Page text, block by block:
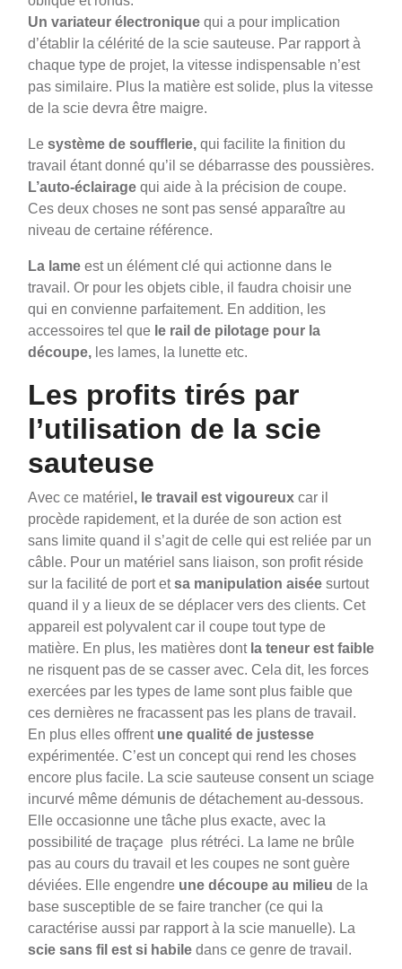
Un variateur électronique qui a pour implication
d’établir la célérité de la scie sauteuse. Par rapport à
chaque type de projet, la vitesse indispensable n’est
pas similaire. Plus la matière est solide, plus la vitesse
de la scie devra être maigre.
Le système de soufflerie, qui facilite la finition du
travail étant donné qu’il se débarrasse des poussières.
L’auto-éclairage qui aide à la précision de coupe.
Ces deux choses ne sont pas sensé apparaître au
niveau de certaine référence.
La lame est un élément clé qui actionne dans le
travail. Or pour les objets cible, il faudra choisir une
qui en convienne parfaitement. En addition, les
accessoires tel que le rail de pilotage pour la
découpe, les lames, la lunette etc.
Les profits tirés par
l’utilisation de la scie
sauteuse
Avec ce matériel , le travail est vigoureux car il
procède rapidement, et la durée de son action est
sans limite quand il s’agit de celle qui est reliée par un
câble. Pour un matériel sans liaison, son profit réside
sur la facilité de port etsa manipulation aisée surtout
quand il y a lieux de se déplacer vers des clients. Cet
appareil est polyvalent car il coupe tout type de
matière. En plus, les matières dont la teneur est faible
ne risquent pas de se casser avec. Cela dit, les forces
exercées par les types de lame sont plus faible que
ces dernières ne fracassent pas les plans de travail.
En plus elles offrent une qualité de justesse
expérimentée. C’est un concept qui rend les choses
encore plus facile. La scie sauteuse consent un sciage
incurvé même démunis de détachement au-dessous.
Elle occasionne une tâche plus exacte, avec la
possibilité de traçage plus rétréci. La lame ne brûle
pas au cours du travail et les coupes ne sont guère
déviées. Elle engendre une découpe au milieu de la
base susceptible de se faire trancher (ce qui la
caractérise aussi par rapport à la scie manuelle). La
scie sans fil est si habile dans ce genre de travail.